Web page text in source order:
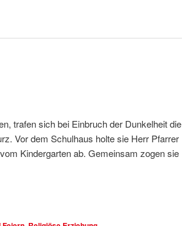
trafen sich bei Einbruch der Dunkelheit die
Vor dem Schulhaus holte sie Herr Pfarrer
Kindergarten ab. Gemeinsam zogen sie